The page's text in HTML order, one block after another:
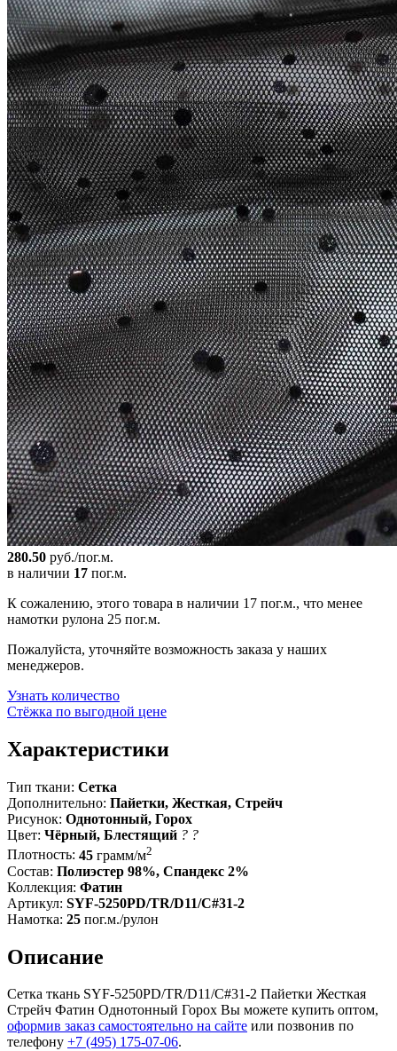
280.50 руб./пог.м.
в наличии 17 пог.м.
К сожалению, этого товара в наличии 17 пог.м., что менее
намотки рулона 25 пог.м.
Пожалуйста, уточняйте возможность заказа у наших
менеджеров.
Узнать количество
Стёжка по выгодной цене
Характеристики
Тип ткани: Сетка
Дополнительно: Пайетки, Жесткая, Стрейч
Рисунок: Однотонный, Горох
Цвет: Чёрный, Блестящий ? ?
Плотность: 45 грамм/м2
Состав: Полиэстер 98%, Спандекс 2%
Коллекция: Фатин
Артикул: SYF-5250PD/TR/D11/C#31-2
Намотка: 25 пог.м./рулон
Описание
Сетка ткань SYF-5250PD/TR/D11/C#31-2 Пайетки Жесткая
Стрейч Фатин Однотонный Горох Вы можете купить оптом,
оформив заказ самостоятельно на сайте или позвонив по
телефону +7 (495) 175-07-06.